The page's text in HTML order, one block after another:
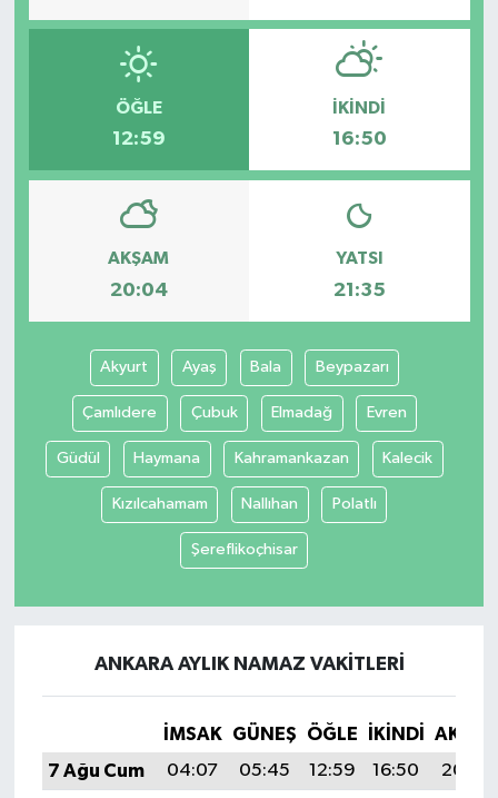
ÖĞLE
12:59
İKINDI
16:50
AKŞAM
20:04
YATSI
21:35
Akyurt Ayaş Bala Beypazarı
Çamlıdere Çubuk Elmadağ Evren
Güdül Haymana Kahramankazan Kalecik
Kızılcahamam Nallıhan Polatlı
Şereflikoçhisar
ANKARA AYLIK NAMAZ VAKITLERI
İMSAK GÜNEŞ ÖĞLE İKINDI
7 Ağu Cum
04:07 05:45 12:59 16:50
20:04
YEREL MEDYA RAPORU